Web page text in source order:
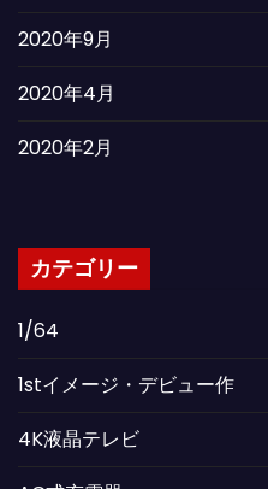
2020年9月
2020年4月
2020年2月
カテゴリー
1/64
1stイメージ・デビュー作
4K液晶テレビ